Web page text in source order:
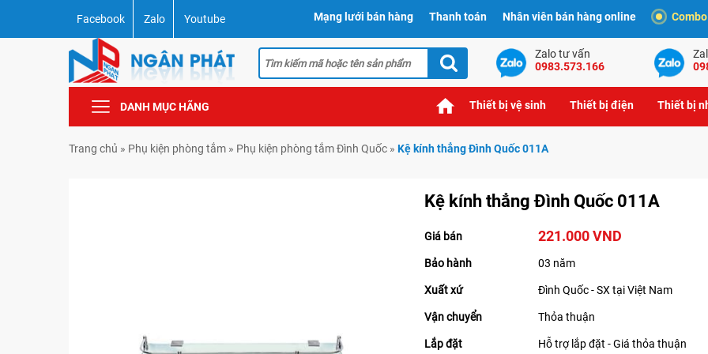
Facebook Zalo Youtube Mạng lưới bán hàng Thanh toán Nhân viên bán hàng online
Zalo tư vấn
0983.573.166
DANH MỤC HÃNG Thiết bị vệ sinh Thiết bị điện Thiết bị
Trang chủ » Phụ kiện phòng tắm » Phụ kiện phòng tắm Đình Quốc » Kệ kính thẳng Đình Quốc 011A
Kệ kính thẳng Đình Quốc 011A
Giá bán 221.000 VND
Bảo hành 03 năm
Xuất xứ Đình Quốc - SX tại Việt Nam
Vận chuyển Thỏa thuận
Lắp đặt Hỗ trợ lắp đặt - Giá thỏa thuận